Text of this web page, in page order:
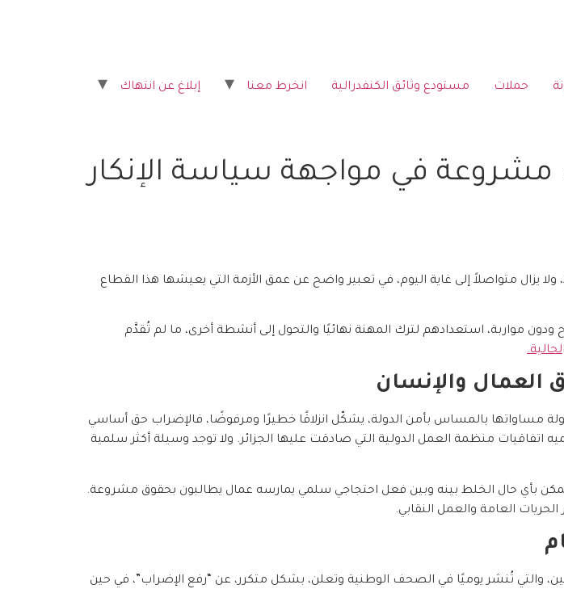
حملات مستودع وثائق الكنفدرالية انخرط معنا إبلاغ عن انتهاك
في مواجهة سياسة الإنكار
ولا يزال متواصلاً إلى غاية اليوم، في تعبير واضح عن عمق الأزمة التي يعيشها هذا القطاع
مواربة، استعدادهم لترك المهنة نهائيًا والتحول إلى أنشطة أخرى، ما لم تُقدَّم
لحالية.
والإنسان
مساواتها بالمساس بأمن الدولة، يشكّل انزلاقًا خطيرًا ومرفوضًا، فالإضراب حق أساسي
بموجب الدستور الجزائري، ولا سيما المادة 70 منه، كما تحميه اتفاقيات منظمة العمل الدولية التي صادقت عليها الجزائر. ولا توجد وسيلة أكثر سلمية
بأي حال الخلط بينه وبين فعل احتجاجي سلمي يمارسه عمال يطالبون بحقوق مشروعة.
العامة والعمل النقابي.
والتي تُنشر يوميًا في الصحف الوطنية وتعلن، بشكل متكرر، عن “رفع الإضراب”، في حين